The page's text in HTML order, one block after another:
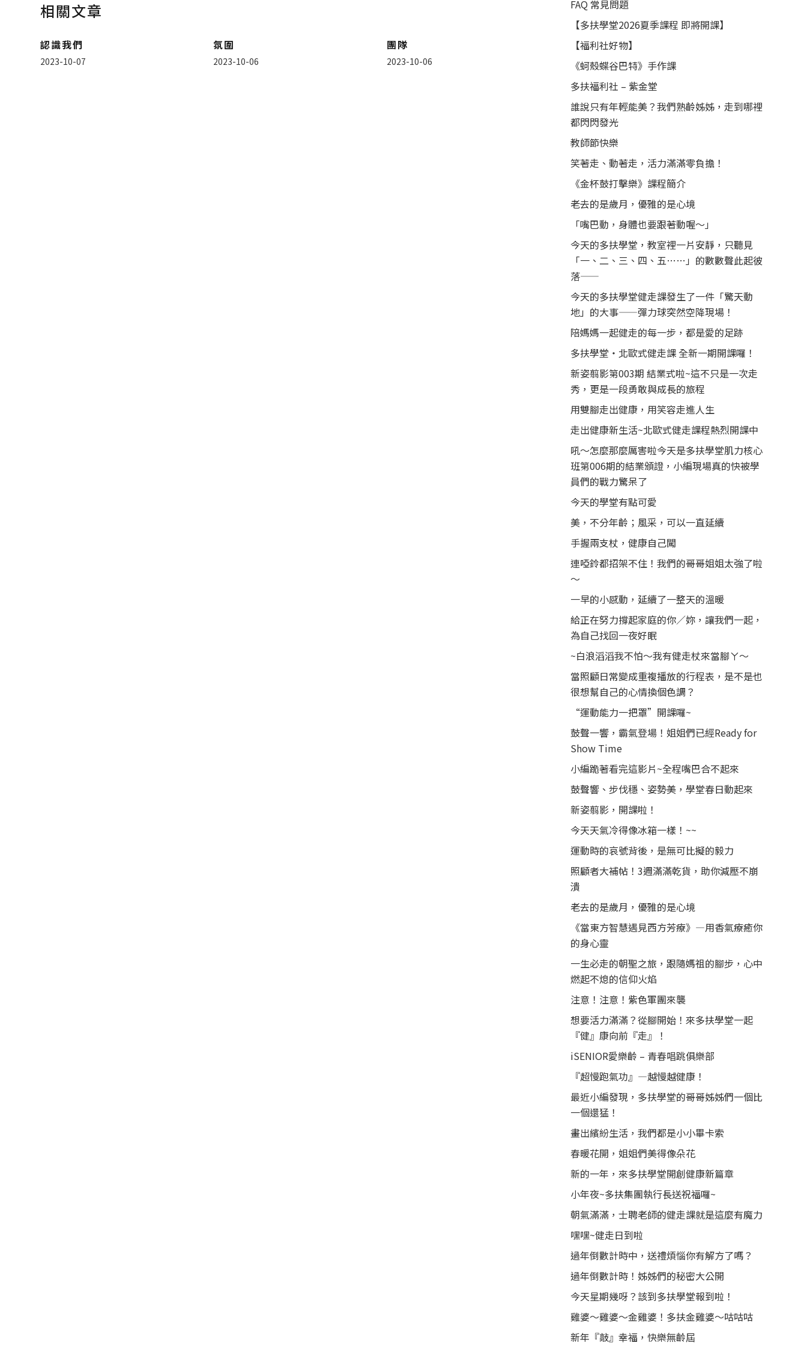
相關文章
認識我們
2023-10-07
氛圍
2023-10-06
團隊
2023-10-06
FAQ 常見問題
【多扶學堂2026夏季課程 即將開課】
【福利社好物】
《蚵殼蝶谷巴特》手作課
多扶福利社 – 紫金堂
誰說只有年輕能美？我們熟齡姊姊，走到哪裡
都閃閃發光
教師節快樂
笑著走、動著走，活力滿滿零負擔！
《金杯鼓打擊樂》課程簡介
老去的是歲月，優雅的是心境
「嘴巴動，身體也要跟著動喔～」
今天的多扶學堂，教室裡一片安靜，只聽見
「一、二、三、四、五……」的數數聲此起彼
落——
今天的多扶學堂健走課發生了一件「驚天動
地」的大事——彈力球突然空降現場！
陪媽媽一起健走的每一步，都是愛的足跡
多扶學堂・北歐式健走課 全新一期開課囉！
新姿翦影第003期 結業式啦~這不只是一次走
秀，更是一段勇敢與成長的旅程
用雙腳走出健康，用笑容走進人生
走出健康新生活~北歐式健走課程熱烈開課中
吼～怎麼那麼厲害啦今天是多扶學堂肌力核心
班第006期的結業頒證，小編現場真的快被學
員們的戰力驚呆了
今天的學堂有點可愛
美，不分年齡；風采，可以一直延續
手握兩支杖，健康自己闖
連啞鈴都招架不住！我們的哥哥姐姐太強了啦
～
一早的小感動，延續了一整天的溫暖
給正在努力撐起家庭的你／妳，讓我們一起，
為自己找回一夜好眠
~白浪滔滔我不怕～我有健走杖來當腳ㄚ～
當照顧日常變成重複播放的行程表，是不是也
很想幫自己的心情換個色調？
“運動能力一把罩”開課囉~
鼓聲一響，霸氣登場！姐姐們已經Ready for
Show Time
小編跪著看完這影片~全程嘴巴合不起來
鼓聲響、步伐穩、姿勢美，學堂春日動起來
新姿翦影，開課啦！
今天天氣冷得像冰箱一樣！~~
運動時的哀號背後，是無可比擬的毅力
照顧者大補帖！3週滿滿乾貨，助你減壓不崩
潰
老去的是歲月，優雅的是心境
《當東方智慧遇見西方芳療》—用香氣療癒你
的身心靈
一生必走的朝聖之旅，跟隨媽祖的腳步，心中
燃起不熄的信仰火焰
注意！注意！紫色軍團來襲
想要活力滿滿？從腳開始！來多扶學堂一起
『健』康向前『走』！
iSENIOR愛樂齡 – 青春唱跳俱樂部
『超慢跑氣功』—越慢越健康！
最近小編發現，多扶學堂的哥哥姊姊們一個比
一個還猛！
畫出繽紛生活，我們都是小小畢卡索
春暖花開，姐姐們美得像朵花
新的一年，來多扶學堂開創健康新篇章
小年夜~多扶集團執行長送祝福囉~
朝氣滿滿，士聘老師的健走課就是這麼有魔力
嘿嘿~健走日到啦
過年倒數計時中，送禮煩惱你有解方了嗎？
過年倒數計時！姊姊們的秘密大公開
今天星期幾呀？該到多扶學堂報到啦！
雞婆～雞婆～金雞婆！多扶金雞婆～咕咕咕
新年『敲』幸福，快樂無齡屆